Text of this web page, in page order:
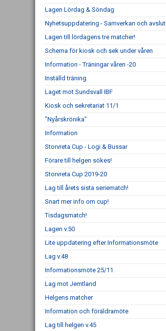
Lagen Lördag & Söndag
Nyhetsuppdatering - Samverkan och avslut
Lagen till lördagens tre matcher!
Schema för kiosk och sek under våren
Information - Träningar våren -20
Inställd träning
Laget mot Sundsvall IBF
Kiosk och sekretariat 11/1
"Nyårskrönika"
Information
Storvreta Cup - Logi & Bussar
Förare till helgen sökes!
Storvreta Cup 2019-20
Lag till årets sista seriematch!
Snart mer info om cup!
Tisdagsmatch!
Lagen v.50
Lite uppdatering efter Informationsmöte
Lag v.48
Informationsmöte 25/11
Lag mot Jemtland
Helgens matcher
Information och föräldramöte
Lag till helgen v.45